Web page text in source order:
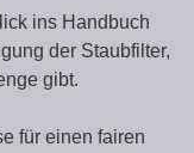
ins Handbuch
der Staubfilter,
gibt.
für einen fairen